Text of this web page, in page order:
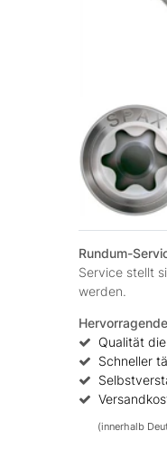
Rundum-
Service stellt
werden.
Qualität
Schneller
(innerhalb